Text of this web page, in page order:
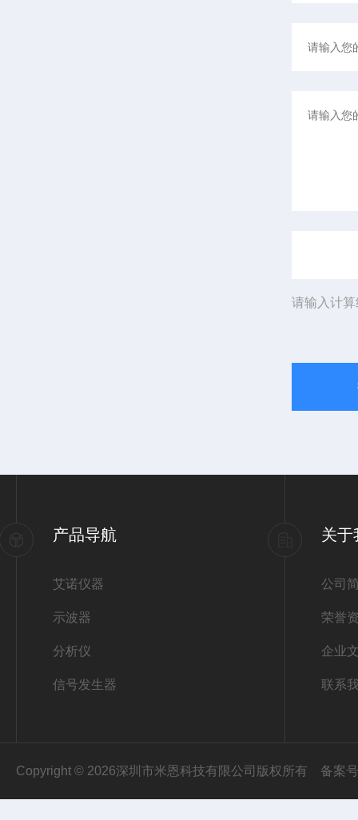
请输入计
产品导航
艾诺仪器
示波器
分析仪
信号发生器
关于
公司
荣誉
企业
联系
Copyright © 2026深圳市米恩科技有限公司版权所有 备案